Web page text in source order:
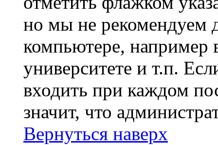
но мы не рекомендуем
компьютере, например
университете и т.п.
входить при каждом
значит, что
Вернуться наверх